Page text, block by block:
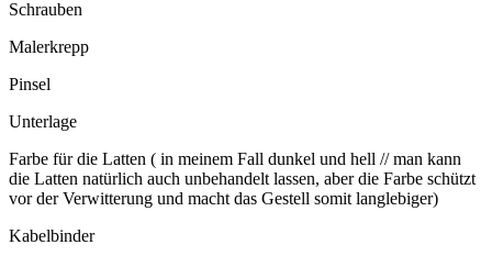
Schrauben
Malerkrepp
Pinsel
Unterlage
Farbe für die Latten ( in meinem Fall dunkel und hell // man kann
die Latten natürlich auch unbehandelt lassen, aber die Farbe schützt
vor der Verwitterung und macht das Gestell somit langlebiger)
Kabelbinder